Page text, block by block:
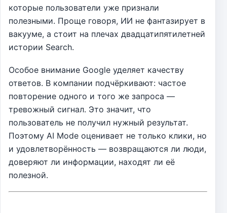
которые пользователи уже признали
полезными. Проще говоря, ИИ не фантазирует в
вакууме, а стоит на плечах двадцатипятилетней
истории Search.
Особое внимание Google уделяет качеству
ответов. В компании подчёркивают: частое
повторение одного и того же запроса —
тревожный сигнал. Это значит, что
пользователь не получил нужный результат.
Поэтому AI Mode оценивает не только клики, но
и удовлетворённость — возвращаются ли люди,
доверяют ли информации, находят ли её
полезной.